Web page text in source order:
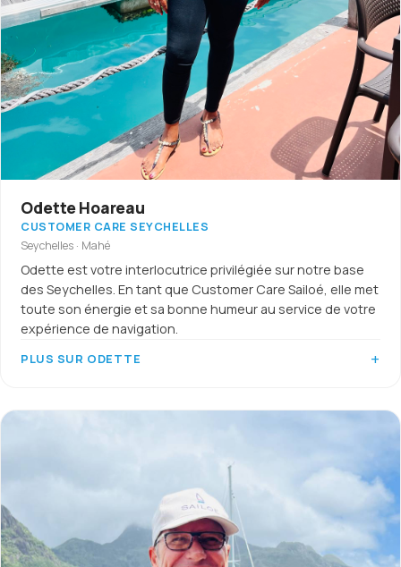
Odette Hoareau
CUSTOMER CARE SEYCHELLES
Seychelles · Mahé
Odette est votre interlocutrice privilégiée sur notre base
des Seychelles. En tant que Customer Care Sailoé, elle met
toute son énergie et sa bonne humeur au service de votre
expérience de navigation.
PLUS SUR ODETTE